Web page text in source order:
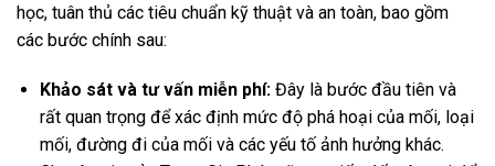
học, tuân thủ các tiêu chuẩn kỹ thuật và an toàn, bao gồm
các bước chính sau:
Khảo sát và tư vấn miễn phí:Đây là bước đầu tiên và
rất quan trọng để xác định mức độ phá hoại của mối, loại
mối, đường đi của mối và các yếu tố ảnh hưởng khác.